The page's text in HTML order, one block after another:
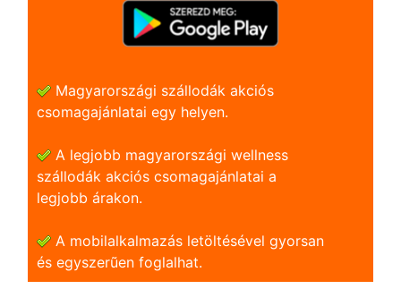
Magyarországi szállodák akciós
csomagajánlatai egy helyen.
A legjobb magyarországi wellness
szállodák akciós csomagajánlatai a
legjobb árakon.
A mobilalkalmazás letöltésével gyorsan
és egyszerũen foglalhat.